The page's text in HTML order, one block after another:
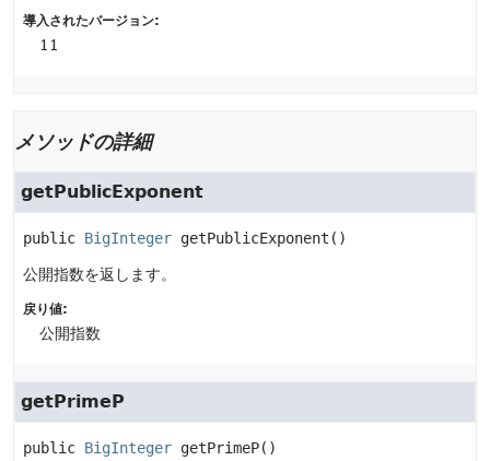
導入されたバージョン:
11
メソッドの詳細
getPublicExponent
public BigInteger getPublicExponent ()
公開指数を返します。
戻り値:
公開指数
getPrimeP
public BigInteger getPrimeP()